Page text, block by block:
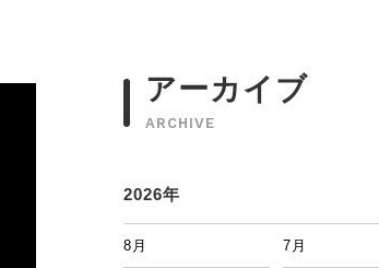
アーカイブ
ARCHIVE
2026年
8月 7月